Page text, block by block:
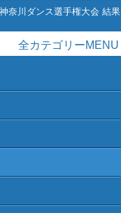
奈川ダンス選手権大会 結果
全カテゴリーMENU